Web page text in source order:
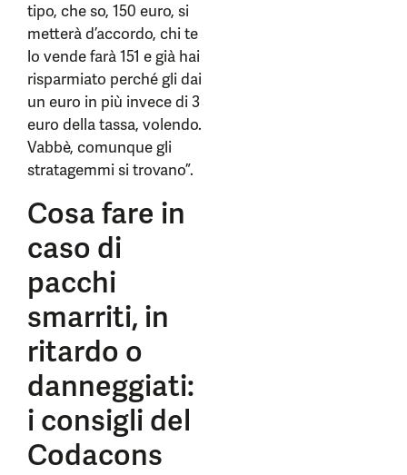
tipo, che so, 150 euro, si
metterà d’accordo, chi te
lo vende farà 151 e già hai
risparmiato perché gli dai
un euro in più invece di 3
euro della tassa, volendo.
Vabbè, comunque gli
stratagemmi si trovano”.
Cosa fare in
caso di
pacchi
smarriti, in
ritardo o
danneggiati:
i consigli del
Codacons